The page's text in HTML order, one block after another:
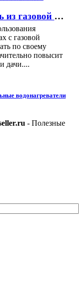
Самодельный водонагреватель из газовой плиты
с газовой
по своему
повысит
дачи....
водонагреватели
- Полезные